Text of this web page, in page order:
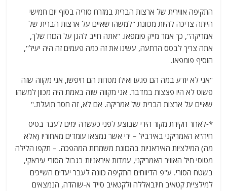
התקיפה אווירית של ארצות הברית במזרח סוריה בסוף יום חמישי
הייתה צריכה להיות מכוונת "למשהו שאיים על ארצות הברית של
אמריקה", כך אמר מייק פומפאו. "אתה חייב להגן על הכוח שלך,
אתה צריך לבסס הרתעה, עשינו את זה כמה פעמים זה היה יעיל",
הוסיף פומפאו.
"אני לא יודע במה הם פגעו ואילו מטרות הם חיפשו, אני מקווה שזה
פשוט לא היו פצצות במדבר. אני מקווה שזה באמת היה מכוון למשהו
שאיים על ארצות הברית של אמריקה. אם לא, זה חסר תועלת."
*-לאחר חקירת מקור הירי שבוצע לפני כעשרה ימים לעבר בסיס
חיה"א האמריקני באירביל – ירי אשר נמצאו עומדים מאחוריו (אלא
מה) המילציות האיראניות בהכוונת משמרות המהפכה. – תקפו הלילה
מטוסי חיל האוויר האמריקני, עמדות איראניות בגבול הסורי עיראקי,
בשטח הסורי. ע"פ הדיווחים התקיפה כוונה לעבר יעדים השייכים
למילציית קטאיב חיזבאללה ולקטאיב סייד א-שוהדה, הנמצאים